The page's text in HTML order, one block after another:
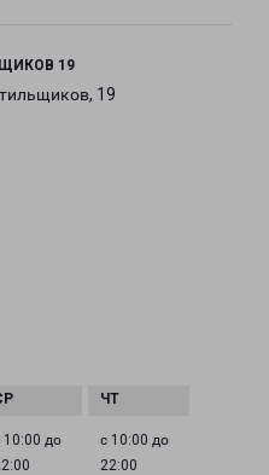
19
19
10:00 до
с 10:00 до
22:00